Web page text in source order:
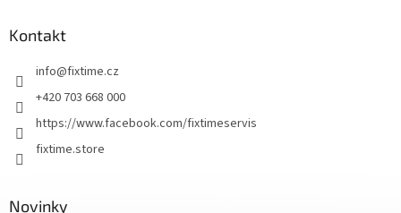
Kontakt
info@fixtime.cz
+420 703 668 000
https://www.facebook.com/fixtimeservis
fixtime.store
Novinky